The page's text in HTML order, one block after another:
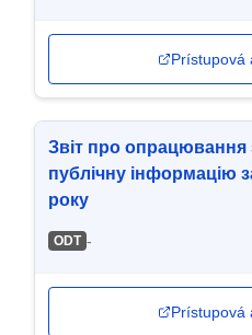
Prístupová
Звіт про опрацювання
публічну інформацію
року
ODT -
Prístupová